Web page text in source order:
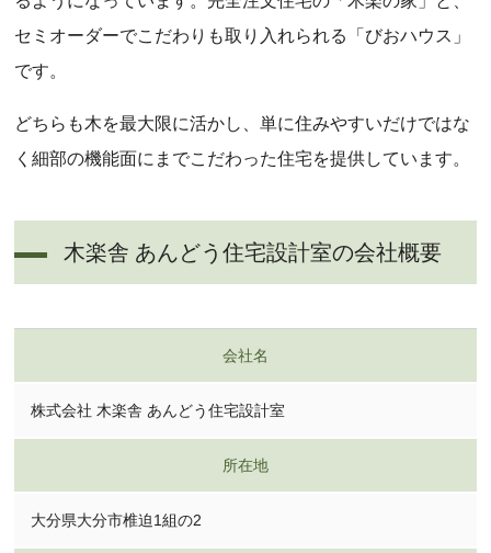
セミオーダーでこだわりも取り入れられる「びおハウス」
です。
どちらも木を最大限に活かし、単に住みやすいだけではな
く細部の機能面にまでこだわった住宅を提供しています。
木楽舎 あんどう住宅設計室の会社概要
会社名
株式会社 木楽舎 あんどう住宅設計室
所在地
大分県大分市椎迫1組の2